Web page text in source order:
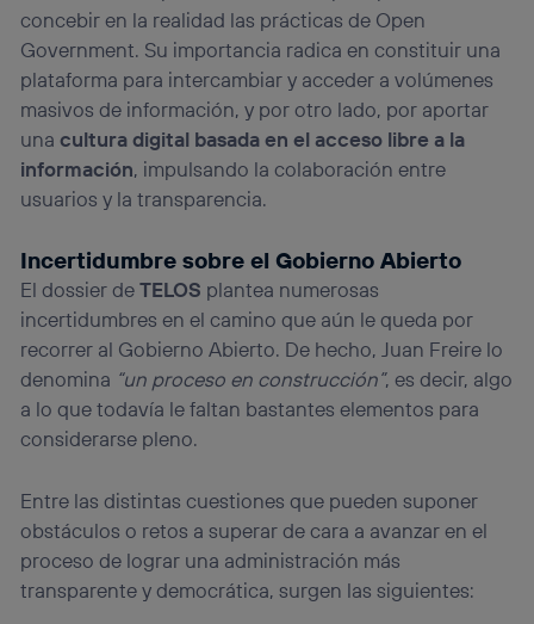
concebir en la realidad las prácticas de Open
Government. Su importancia radica en constituir una
plataforma para intercambiar y acceder a volúmenes
masivos de información, y por otro lado, por aportar
unacultura digital basada en el acceso libre a la
información, impulsando la colaboración entre
usuarios y la transparencia.
Incertidumbre sobre el Gobierno Abierto
El dossier deTELOS plantea numerosas
incertidumbres en el camino que aún le queda por
recorrer al Gobierno Abierto. De hecho, Juan Freire lo
denomina “un proceso en construcción”, es decir, algo
a lo que todavía le faltan bastantes elementos para
considerarse pleno.
Entre las distintas cuestiones que pueden suponer
obstáculos o retos a superar de cara a avanzar en el
proceso de lograr una administración más
transparente y democrática, surgen las siguientes: